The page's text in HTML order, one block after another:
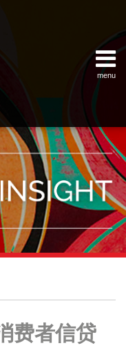
menu
Customs
Reform
Industry &
Foreign
费者信贷